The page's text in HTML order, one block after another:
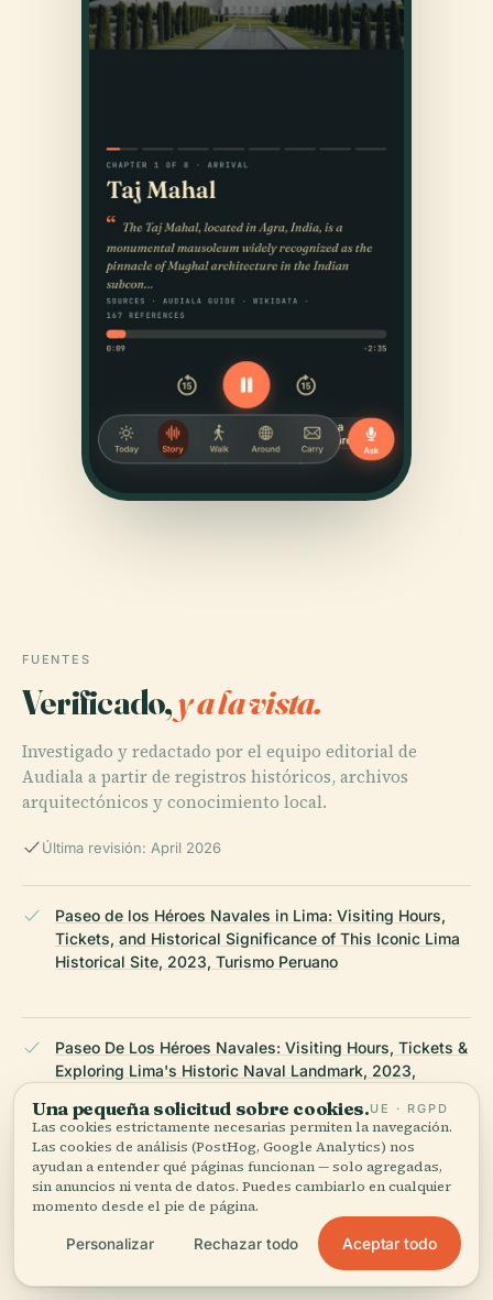
FUENTES
Verificado,y a la vista.
Investigado y redactado por el equipo editorial de
Audiala a partir de registros históricos, archivos
arquitectónicos y conocimiento local.
Última revisión: April 2026
Paseo de los Héroes Navales in Lima: Visiting Hours,
Tickets, and Historical Significance of This Iconic Lima
Historical Site, 2023, Turismo Peruano
Paseo De Los Héroes Navales: Visiting Hours, Tickets &
Exploring Lima's Historic Naval Landmark, 2023,
Visiting Paseo De Los Héroes Navales in Lima: Hours,
Tickets, and Historical Highlights, 2023, Municipalidad
Una pequeña solicitud sobre cookies.UE · RGPD
Las cookies estrictamente necesarias permiten la navegación.
Las cookies de análisis (PostHog, Google Analytics) nos
ayudan a entender qué páginas funcionan — solo agregadas,
sin anuncios ni venta de datos. Puedes cambiarlo en cualquier
momento desde el pie de página.
Personalizar Rechazar todo Aceptar todo